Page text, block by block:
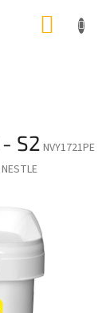
S2 NVY1721PE
NESTLE